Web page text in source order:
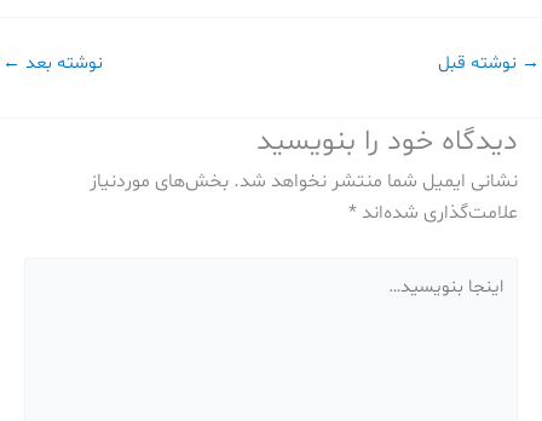
→ نوشته قبل نوشته بعد ←
دیدگاه‌ خود را بنویسید
نشانی ایمیل شما منتشر نخواهد شد. بخش‌های موردنیاز
علامت‌گذاری شده‌اند *
بنویسید…